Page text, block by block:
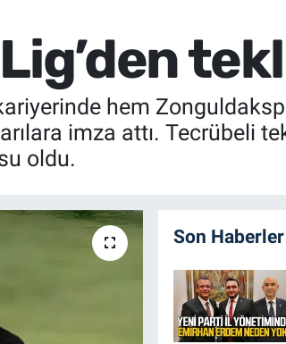
hem
imza attı. Tecrübeli
oldu.
Son Haberler